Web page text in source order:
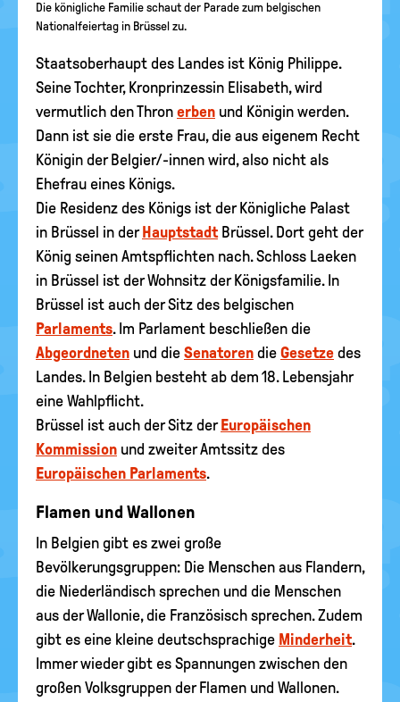
Die königliche Familie schaut der Parade zum belgischen
Nationalfeiertag in Brüssel zu.
Staatsoberhaupt des Landes ist König Philippe.
Seine Tochter, Kronprinzessin Elisabeth, wird
vermutlich den Thron erben und Königin werden.
Dann ist sie die erste Frau, die aus eigenem Recht
Königin der Belgier/-innen wird, also nicht als
Ehefrau eines Königs.
Die Residenz des Königs ist der Königliche Palast
in Brüssel in der HauptstadtBrüssel. Dort geht der
König seinen Amtspflichten nach. Schloss Laeken
in Brüssel ist der Wohnsitz der Königsfamilie. In
Brüssel ist auch der Sitz des belgischen
Parlaments. Im Parlament beschließen die
Abgeordneten und die Senatoren die Gesetze des
Landes. In Belgien besteht ab dem 18. Lebensjahr
eine Wahlpflicht.
Brüssel ist auch der Sitz der Europäischen
Kommission und zweiter Amtssitz des
Europäischen Parlaments.
Flamen und Wallonen
In Belgien gibt es zwei große
Bevölkerungsgruppen: Die Menschen aus Flandern,
die Niederländisch sprechen und die Menschen
aus der Wallonie, die Französisch sprechen. Zudem
gibt es eine kleine deutschsprachige Minderheit.
Immer wieder gibt es Spannungen zwischen den
großen Volksgruppen der Flamen und Wallonen.